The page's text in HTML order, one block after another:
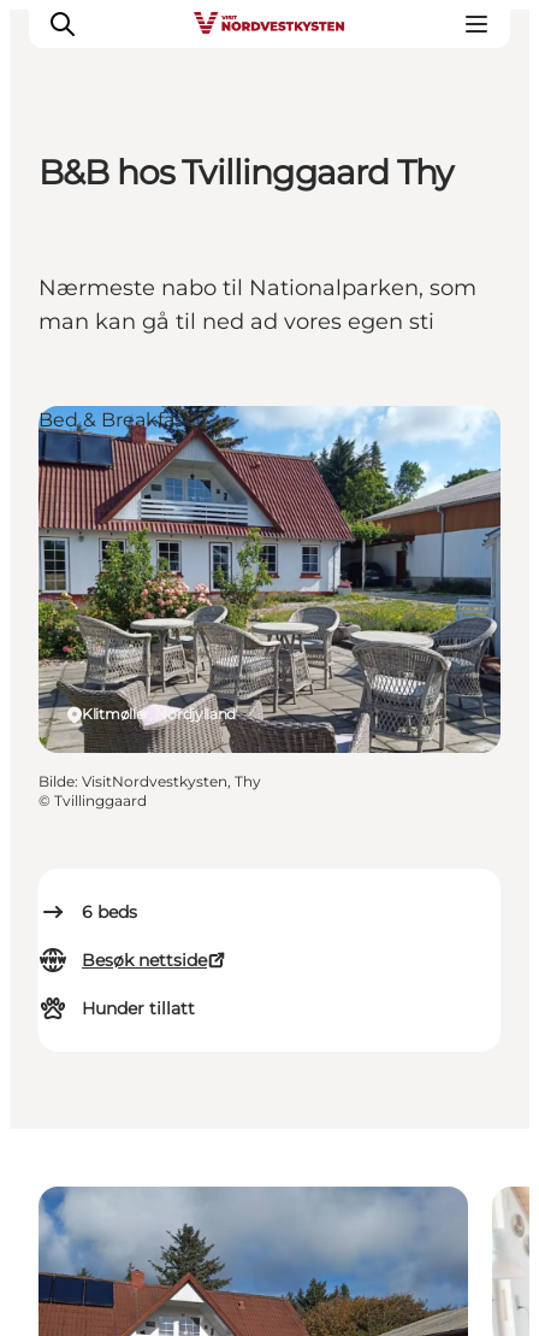
Events
Overnatting
Planlegg ferien
B&B hos Tvillinggaard Thy
Nærmeste nabo til Nationalparken, som
man kan gå til ned ad vores egen sti
6 beds
Besøk nettside
Hunder tillatt
Klitmøller, Nordjylland
Bed & Breakfast
Bilde: VisitNordvestkysten, Thy
© Tvillinggaard